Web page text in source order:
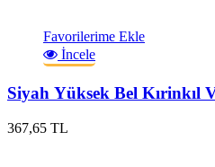
Favorilerime Ekle
İncele
Siyah Yüksek Bel Kırinkıl
367,65 TL